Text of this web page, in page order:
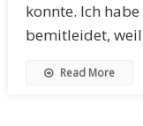
konnte. Ich
bemitleidet,
Read More